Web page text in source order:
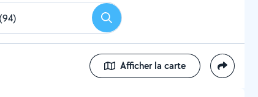
Rechercher
Afficher la carte